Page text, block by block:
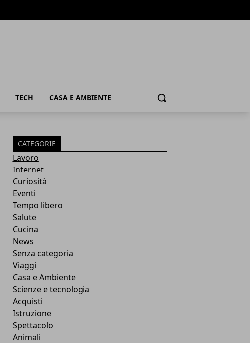
TECH CASA E AMBIENTE Cerca
CATEGORIE
Lavoro
Internet
Curiosità
Eventi
Tempo libero
Salute
Cucina
News
Senza categoria
Viaggi
Casa e Ambiente
Scienze e tecnologia
Acquisti
Istruzione
Spettacolo
Animali